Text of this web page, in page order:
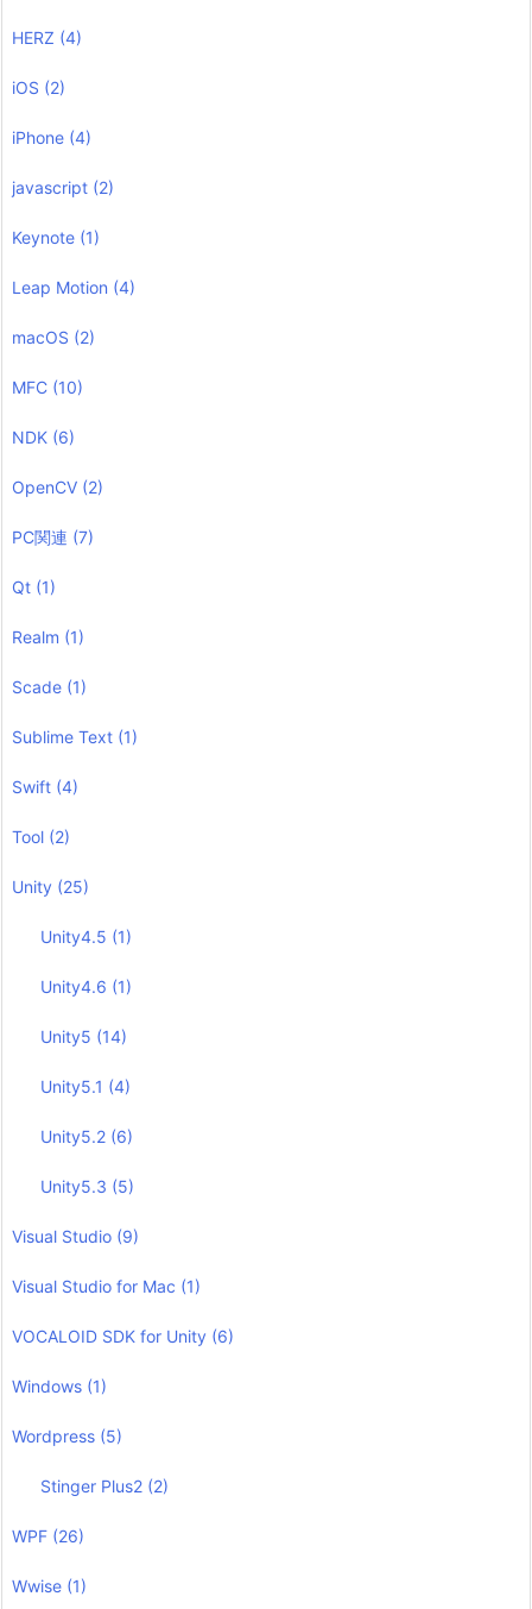
HERZ (4)
iOS (2)
iPhone (4)
javascript (2)
Keynote (1)
Leap Motion (4)
macOS (2)
MFC (10)
NDK (6)
OpenCV (2)
PC関連 (7)
Qt (1)
Realm (1)
Scade (1)
Sublime Text (1)
Swift (4)
Tool (2)
Unity (25)
Unity4.5 (1)
Unity4.6 (1)
Unity5 (14)
Unity5.1 (4)
Unity5.2 (6)
Unity5.3 (5)
Visual Studio (9)
Visual Studio for Mac (1)
VOCALOID SDK for Unity (6)
Windows (1)
Wordpress (5)
Stinger Plus2 (2)
WPF (26)
Wwise (1)